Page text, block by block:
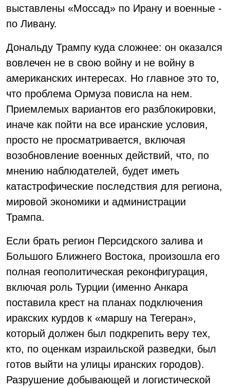
выставлены «Моссад» по Ирану и военные -
по Ливану.
Дональду Трампу куда сложнее: он оказался
вовлечен не в свою войну и не войну в
американских интересах. Но главное это то,
что проблема Ормуза повисла на нем.
Приемлемых вариантов его разблокировки,
иначе как пойти на все иранские условия,
просто не просматривается, включая
возобновление военных действий, что, по
мнению наблюдателей, будет иметь
катастрофические последствия для региона,
мировой экономики и администрации
Трампа.
Если брать регион Персидского залива и
Большого Ближнего Востока, произошла его
полная геополитическая реконфигурация,
включая роль Турции (именно Анкара
поставила крест на планах подключения
иракских курдов к «маршу на Тегеран»,
который должен был подкрепить веру тех,
кто, по оценкам израильской разведки, был
готов выйти на улицы иранских городов).
Разрушение добывающей и логистической